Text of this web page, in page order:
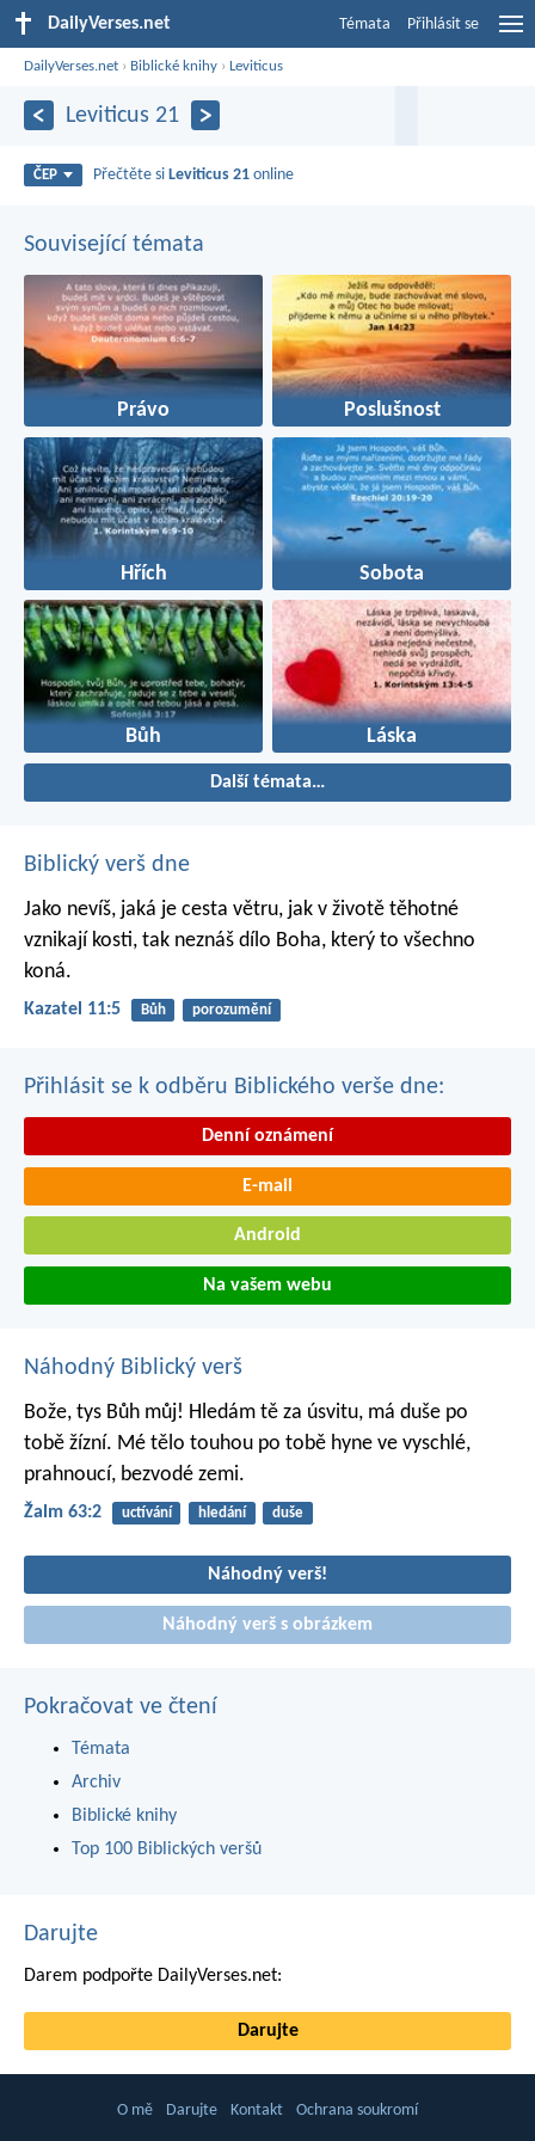
DailyVerses.net Témata Přihlásit se
DailyVerses.net › Biblické knihy ›Leviticus
Leviticus 21
ČEP Přečtěte si Leviticus 21 online
Související témata
Právo Poslušnost
Hřích Sobota
Bůh Láska
Další témata…
Biblický verš dne
Jako nevíš, jaká je cesta větru, jak v životě těhotné
vznikají kosti, tak neznáš dílo Boha, který to všechno
koná.
Kazatel 11:5 Bůh porozumění
Přihlásit se k odběru Biblického verše dne:
Denní oznámení
E-mail
Android
Na vašem webu
Náhodný Biblický verš
Bože, tys Bůh můj! Hledám tě za úsvitu, má duše po
tobě žízní. Mé tělo touhou po tobě hyne ve vyschlé,
prahnoucí, bezvodé zemi.
Žalm 63:2 uctívání hledání duše
Náhodný verš!
Náhodný verš s obrázkem
Pokračovat ve čtení
Témata
Archiv
Biblické knihy
Top 100 Biblických veršů
Darujte
Darem podpořte DailyVerses.net:
Darujte
O mě Darujte Kontakt Ochrana soukromí